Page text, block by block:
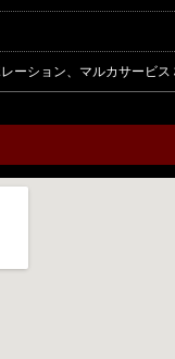
ーション、マルカサービス